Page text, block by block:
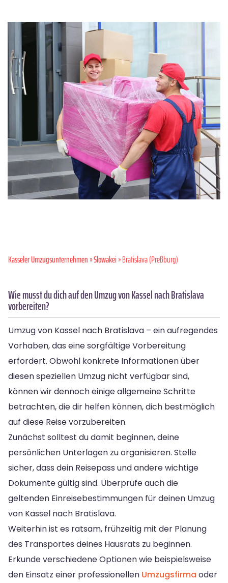
Kasseler Umzugsunternehmen»Slowakei» Bratislava (Preßburg)
Wie musst du dich auf den Umzug von Kassel nach Bratislava
vorbereiten?
Umzug von Kassel nach Bratislava – ein aufregendes
Vorhaben, das eine sorgfältige Vorbereitung
erfordert. Obwohl konkrete Informationen über
diesen speziellen Umzug nicht verfügbar sind,
können wir dennoch einige allgemeine Schritte
betrachten, die dir helfen können, dich bestmöglich
auf diese Reise vorzubereiten.
Zunächst solltest du damit beginnen, deine
persönlichen Unterlagen zu organisieren. Stelle
sicher, dass dein Reisepass und andere wichtige
Dokumente gültig sind. Überprüfe auch die
geltenden Einreisebestimmungen für deinen Umzug
von Kassel nach Bratislava.
Weiterhin ist es ratsam, frühzeitig mit der Planung
des Transportes deines Hausrats zu beginnen.
Erkunde verschiedene Optionen wie beispielsweise
den Einsatz einer professionellen Umzugsfirma oder